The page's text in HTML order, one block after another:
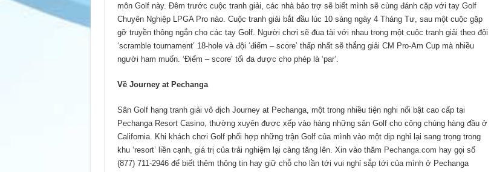
môn Golf này. Đêm trước cuộc tranh giải, các nhà bảo trợ sẽ biết mình sẽ cùng đánh cặp với tay Golf
Chuyên Nghiệp LPGA Pro nào. Cuộc tranh giải bắt đầu lúc 10 sáng ngày 4 Tháng Tư, sau một cuộc gặp
gỡ truyền thông ngắn cho các tay Golf. Người chơi sẽ đua tài với nhau trong một cuộc tranh giải theo đội
‘scramble tournament’ 18-hole và đội ‘điểm – score’ thấp nhất sẽ thắng giải CM Pro-Am Cup mà nhiều
người ham muốn. ‘Điểm – score’ tối đa được cho phép là ‘par’.
Về Journey at Pechanga
Sân Golf hạng tranh giải vô địch Journey at Pechanga, một trong nhiều tiện nghi nổi bật cao cấp tại
Pechanga Resort Casino, thường xuyên được xếp vào hàng những sân Golf cho công chúng hàng đầu ở
California. Khi khách chơi Golf phối hợp những trận Golf của mình vào một dịp nghỉ lại sang trọng trong
khu ‘resort’ liền cạnh, giá trị của trải nghiệm lại càng tăng lên. Xin vào thăm Pechanga.com hay gọi số
(877) 711-2946 để biết thêm thông tin hay giữ chỗ cho lần tới vui nghỉ sắp tới của mình ở Pechanga